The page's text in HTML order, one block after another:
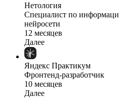
Нетология
Специалист по
нейросети
12 месяцев
Далее
Яндекс Практикум
Фронтенд-разработчик
10 месяцев
Далее